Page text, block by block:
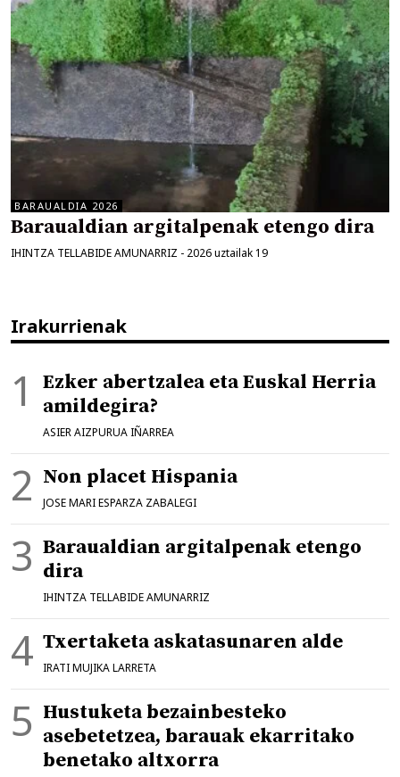
BARAUALDIA 2026
Baraualdian argitalpenak etengo dira
IHINTZA TELLABIDE AMUNARRIZ - 2026 uztailak 19
Irakurrienak
Ezker abertzalea eta Euskal Herria
amildegira?
ASIER AIZPURUA IÑARREA
Non placet Hispania
JOSE MARI ESPARZA ZABALEGI
Baraualdian argitalpenak etengo
dira
IHINTZA TELLABIDE AMUNARRIZ
Txertaketa askatasunaren alde
IRATI MUJIKA LARRETA
Hustuketa bezainbesteko
asebetetzea, barauak ekarritako
benetako altxorra